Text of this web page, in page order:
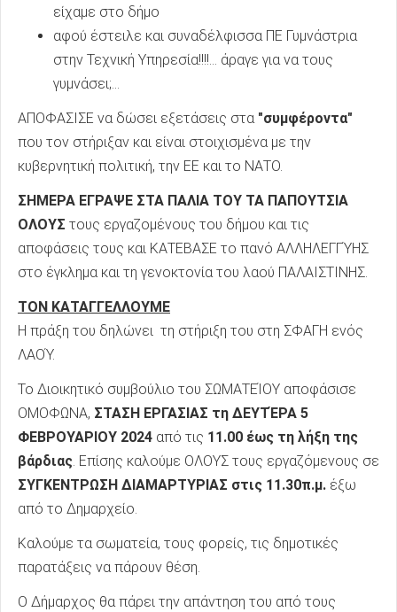
είχαμε στο δήμο
αφού έστειλε και συναδέλφισσα ΠΕ Γυμνάστρια
στην Τεχνική Υπηρεσία!!!!... άραγε για να τους
γυμνάσει;...
ΑΠΟΦΑΣΙΣΕ να δώσει εξετάσεις στα"συμφέροντα"
που τον στήριξαν και είναι στοιχισμένα με την
κυβερνητική πολιτική, την ΕΕ και το ΝΑΤΟ.
ΣΗΜΕΡΑ ΕΓΡΑΨΕ ΣΤΑ ΠΑΛΙΑ ΤΟΥ ΤΑ ΠΑΠΟΥΤΣΙΑ
ΟΛΟΥΣ τους εργαζομένους του δήμου και τις
αποφάσεις τους και ΚΑΤΕΒΑΣΕ το πανό ΑΛΛΗΛΕΓΓΎΗΣ
στο έγκλημα και τη γενοκτονία του λαού ΠΑΛΑΙΣΤΙΝΗΣ.
ΤΟΝ ΚΑΤΑΓΓΕΛΛΟΥΜΕ
Η πράξη του δηλώνει τη στήριξη του στη ΣΦΑΓΗ ενός
ΛΑΟΎ.
Το Διοικητικό συμβούλιο του ΣΩΜΑΤΕΊΟΥ αποφάσισε
ΟΜΟΦΩΝΑ, ΣΤΑΣΗ ΕΡΓΑΣΙΑΣ τη ΔΕΥΤΈΡΑ 5
ΦΕΒΡΟΥΑΡΙΟΥ 2024 από τις 11.00 έως τη λήξη της
βάρδιας. Επίσης καλούμε ΟΛΟΥΣ τους εργαζόμενους σε
ΣΥΓΚΕΝΤΡΩΣΗ ΔΙΑΜΑΡΤΥΡΙΑΣ στις 11.30π.μ. έξω
από το Δημαρχείο.
Καλούμε τα σωματεία, τους φορείς, τις δημοτικές
παρατάξεις να πάρουν θέση.
Ο Δήμαρχος θα πάρει την απάντηση του από τους